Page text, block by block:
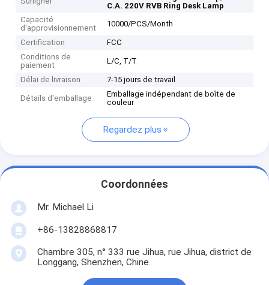
C.A. 220V RVB Ring Desk Lamp
Capacité
d'approvisionnement
10000/PCS/Month
Certification
FCC
Conditions de
paiement
L/C, T/T
Délai de livraison 7-15 jours de travail
Détails d'emballage
Emballage indépendant de boîte de
couleur
Regardez plus
Coordonnées
Mr. Michael Li
+86-13828868817
Chambre 305, n° 333 rue Jihua, rue Jihua, district de
Longgang, Shenzhen, Chine